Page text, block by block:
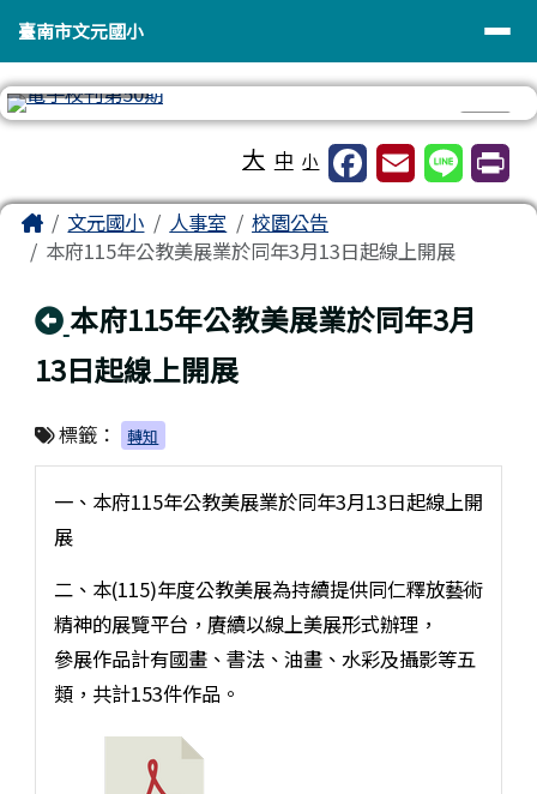
臺南市文元國小
導覽列
臺南市文元國小
大 中 小
主內容區域
Home文元國小 人事室
校園公告
本府115年公教美展業於同年3月13日起線上開展
回上頁
本府115年公教美展業於同年3月
13日起線上開展
標籤： 轉知
一、本府115年公教美展業於同年3月13日起線上開
展
二、本(115)年度公教美展為持續提供同仁釋放藝術
精神的展覽平台，賡續以線上美展形式辦理，
參展作品計有國畫、書法、油畫、水彩及攝影等五
類，共計153件作品。
頁尾區域